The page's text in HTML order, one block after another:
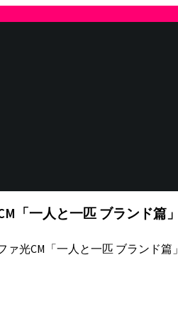
「一人と一匹 ブランド篇」
光CM「一人と一匹 ブランド篇」